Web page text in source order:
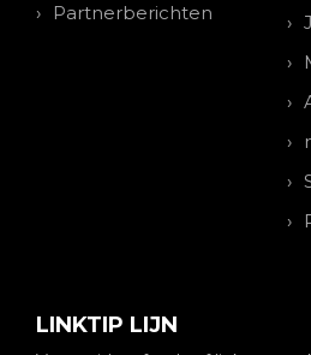
Partnerberichten
LINKTIP LIJN